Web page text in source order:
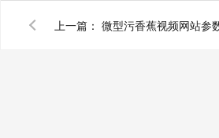
上一篇：